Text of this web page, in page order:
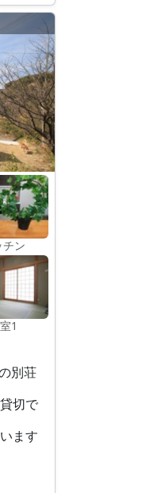
チン
1
別荘
切で
ます